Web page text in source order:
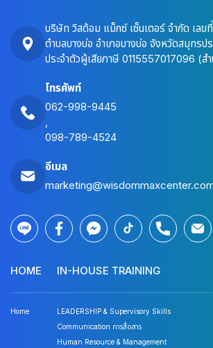
บริษัท วิสด้อม แม็กซ์ เซ็นเตอร์ จำกัด เล
ตำบลบางบ่อ อำเภอบางบ่อ จังหวัดสมุทรป
ประจำตัวผู้เสียภาษี 0115557017096 (ส
โทรศัพท์
062-998-9445
098-789-4524
อีเมล
HOME
Home
IN-HOUSE TRAINING
LEADERSHIP & Supervisory Skills
Communication การสื่อสาร
Human Resource & Management